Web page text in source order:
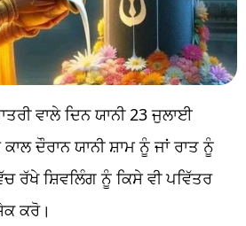
ਵਾਲੇ ਦਿਨ ਯਾਨੀ 23 ਜੁਲਾਈ
ਦੌਰਾਨ ਯਾਨੀ ਸ਼ਾਮ ਨੂੰ ਜਾਂ ਰਾਤ ਨੂੰ
ਰੱਖੇ ਸ਼ਿਵਲਿੰਗ ਨੂੰ ਕਿਸੇ ਵੀ ਪਵਿੱਤਰ
ਕਰੋ।